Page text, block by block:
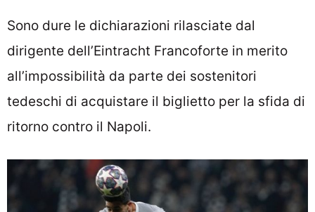
Sono dure le dichiarazioni rilasciate dal
dirigente dell’Eintracht Francoforte in merito
all’impossibilità da parte dei sostenitori
tedeschi di acquistare il biglietto per la sfida di
ritorno contro il Napoli.